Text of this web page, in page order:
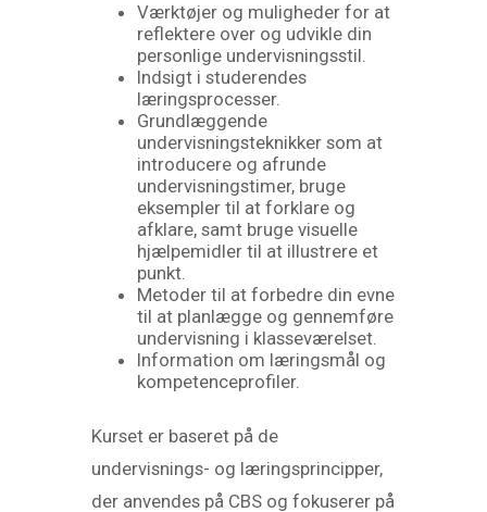
Værktøjer og muligheder for at
reflektere over og udvikle din
personlige undervisningsstil.
Indsigt i studerendes
læringsprocesser.
Grundlæggende
undervisningsteknikker som at
introducere og afrunde
undervisningstimer, bruge
eksempler til at forklare og
afklare, samt bruge visuelle
hjælpemidler til at illustrere et
punkt.
Metoder til at forbedre din evne
til at planlægge og gennemføre
undervisning i klasseværelset.
Information om læringsmål og
kompetenceprofiler.
Kurset er baseret på de
undervisnings- og læringsprincipper,
der anvendes på CBS og fokuserer på